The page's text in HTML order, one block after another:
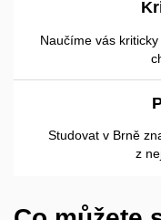
Naučíme vás
Studovat v Brně
z